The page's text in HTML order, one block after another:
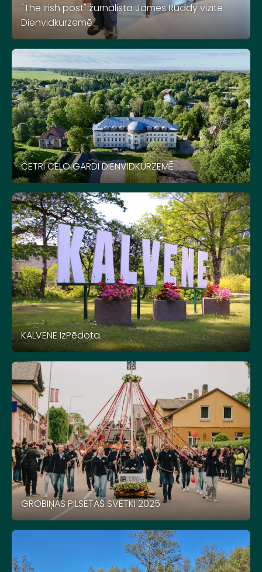
"The Irish post" žurnālista James Ruddy vizīte
Dienvidkurzemē
ČETRI CEĻO GARDI DIENVIDKURZEMĒ
KALVENE IzPēdota
GROBIŅAS PILSĒTAS SVĒTKI 2025